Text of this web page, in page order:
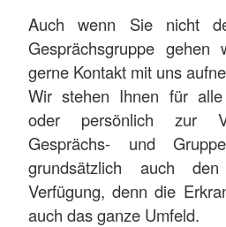
Auch wenn Sie nicht
Gesprächsgruppe gehen
gerne Kontakt mit uns
Wir stehen Ihnen für alle
oder persönlich zur
Gesprächs- und
grundsätzlich auch
Verfügung, denn die
auch das ganze Umfeld.